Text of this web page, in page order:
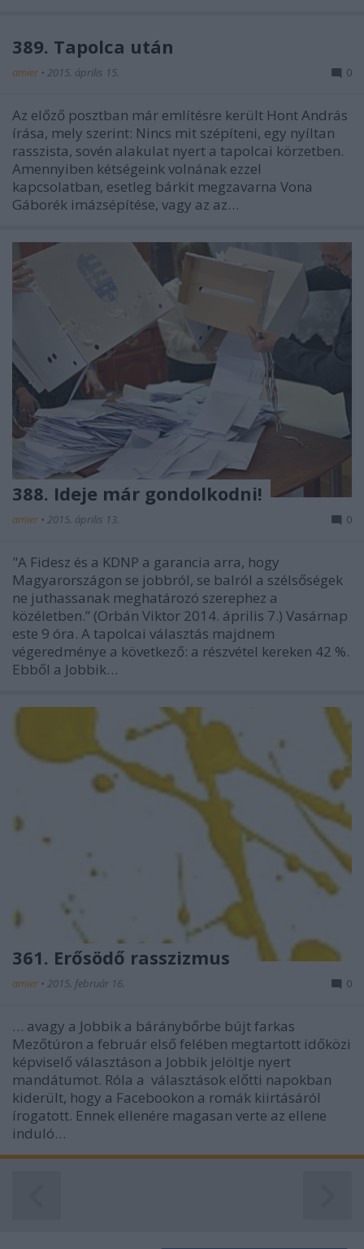
389. Tapolca után
amier • 2015. április 15. 0
Az előző posztban már említésre került Hont András
írása, mely szerint: Nincs mit szépíteni, egy nyíltan
rasszista, sovén alakulat nyert a tapolcai körzetben.
Amennyiben kétségeink volnának ezzel
kapcsolatban, esetleg bárkit megzavarna Vona
Gáborék imázsépítése, vagy az az…
388. Ideje már gondolkodni!
amier • 2015. április 13. 0
"A Fidesz és a KDNP a garancia arra, hogy
Magyarországon se jobbról, se balról a szélsőségek
ne juthassanak meghatározó szerephez a
közéletben.” (Orbán Viktor 2014. április 7.) Vasárnap
este 9 óra. A tapolcai választás majdnem
végeredménye a következő: a részvétel kereken 42 %.
Ebből a Jobbik…
361. Erősödő rasszizmus
amier • 2015. február 16. 0
… avagy a Jobbik a báránybőrbe bújt farkas
Mezőtúron a február első felében megtartott időközi
képviselő választáson a Jobbik jelöltje nyert
mandátumot. Róla a választások előtti napokban
kiderült, hogy a Facebookon a romák kiirtásáról
írogatott. Ennek ellenére magasan verte az ellene
induló…